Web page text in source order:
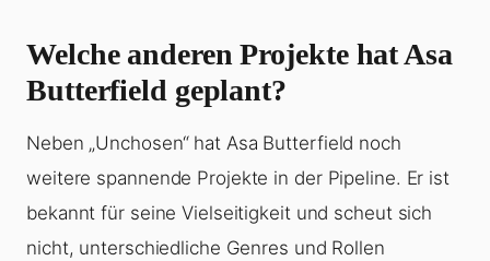
Welche anderen Projekte hat Asa
Butterfield geplant?
Neben „Unchosen“ hat Asa Butterfield noch
weitere spannende Projekte in der Pipeline. Er ist
bekannt für seine Vielseitigkeit und scheut sich
nicht, unterschiedliche Genres und Rollen